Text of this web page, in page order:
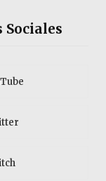
Sociales